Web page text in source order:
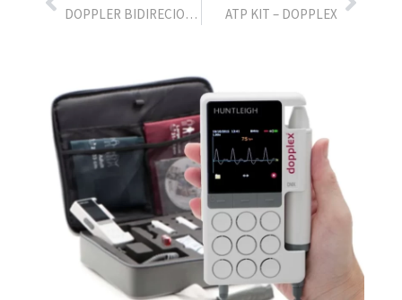
DOPPLER BIDIRECIONAL – DMXR ATP KIT – DOPPLEX